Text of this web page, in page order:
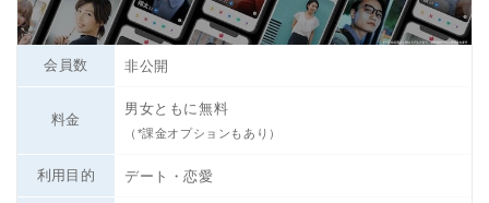
会員数 非公開
料金
男女ともに無料
（*課金オプションもあり）
利用目的 デート・恋愛